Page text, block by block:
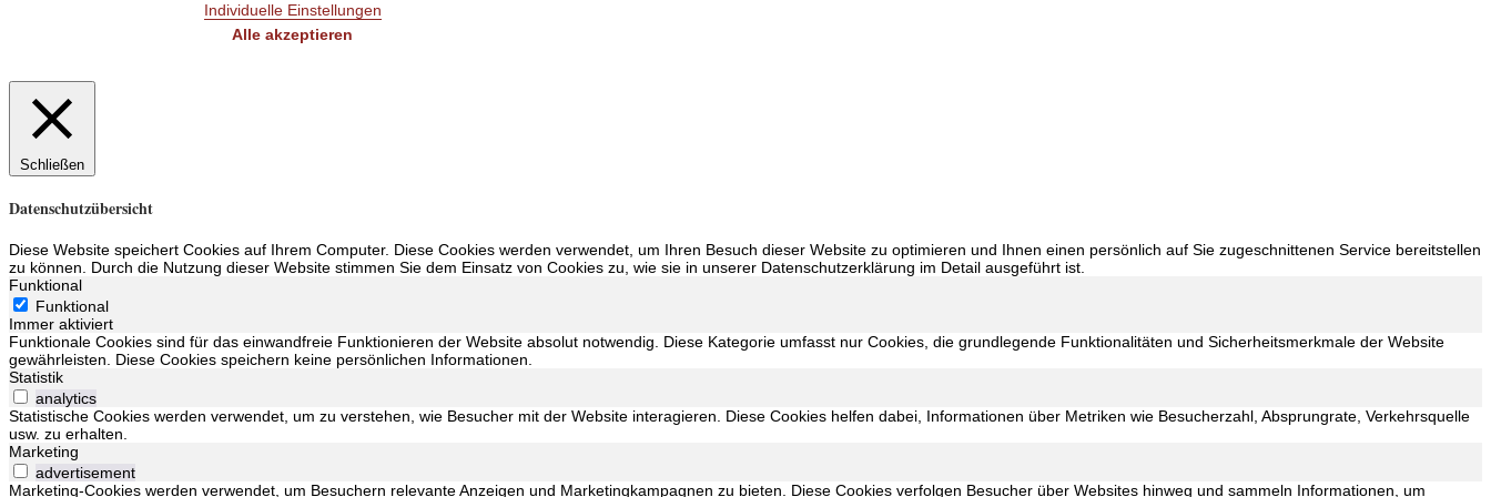
Individuelle Einstellungen
Alle akzeptieren
Schließen
Datenschutzübersicht
Diese Website speichert Cookies auf Ihrem Computer. Diese Cookies werden verwendet, um Ihren Besuch dieser Website zu optimieren und Ihnen einen persönlich auf Sie zugeschnittenen Service bereitstellen
zu können. Durch die Nutzung dieser Website stimmen Sie dem Einsatz von Cookies zu, wie sie in unserer Datenschutzerklärung im Detail ausgeführt ist.
Funktional
Funktional
Immer aktiviert
Funktionale Cookies sind für das einwandfreie Funktionieren der Website absolut notwendig. Diese Kategorie umfasst nur Cookies, die grundlegende Funktionalitäten und Sicherheitsmerkmale der Website
gewährleisten. Diese Cookies speichern keine persönlichen Informationen.
Statistik
analytics
Statistische Cookies werden verwendet, um zu verstehen, wie Besucher mit der Website interagieren. Diese Cookies helfen dabei, Informationen über Metriken wie Besucherzahl, Absprungrate, Verkehrsquelle
usw. zu erhalten.
Marketing
advertisement
Marketing-Cookies werden verwendet, um Besuchern relevante Anzeigen und Marketingkampagnen zu bieten. Diese Cookies verfolgen Besucher über Websites hinweg und sammeln Informationen, um